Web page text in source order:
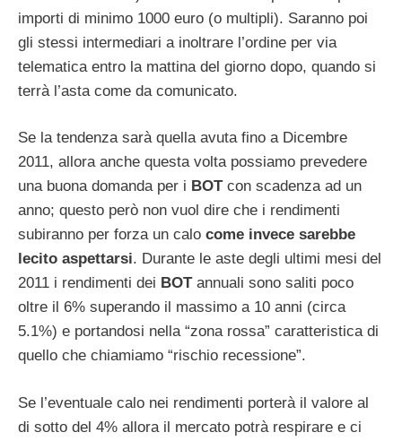
importi di minimo 1000 euro (o multipli). Saranno poi
gli stessi intermediari a inoltrare l’ordine per via
telematica entro la mattina del giorno dopo, quando si
terrà l’asta come da comunicato.
Se la tendenza sarà quella avuta fino a Dicembre
2011, allora anche questa volta possiamo prevedere
una buona domanda per i BOTcon scadenza ad un
anno; questo però non vuol dire che i rendimenti
subiranno per forza un calo come invece sarebbe
lecito aspettarsi. Durante le aste degli ultimi mesi del
2011 i rendimenti dei BOTannuali sono saliti poco
oltre il 6% superando il massimo a 10 anni (circa
5.1%) e portandosi nella “zona rossa” caratteristica di
quello che chiamiamo “rischio recessione”.
Se l’eventuale calo nei rendimenti porterà il valore al
di sotto del 4% allora il mercato potrà respirare e ci